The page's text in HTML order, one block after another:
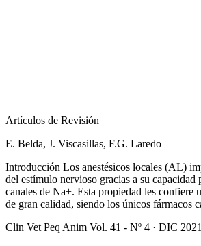
Artículos de Revisión
E. Belda, J. Viscasillas, F.G. Laredo
Introducción Los anestésicos locales (AL)
del estímulo nervioso gracias a su capacidad
canales de Na+. Esta propiedad les confiere
de gran calidad, siendo los únicos fármacos
Clin Vet Peq Anim Vol. 41 - Nº 4 · DIC 2021